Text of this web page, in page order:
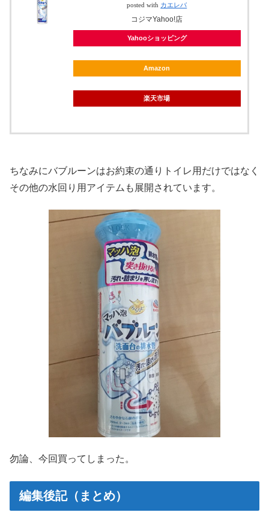
posted with カエレバ
コジマYahoo!店
Yahooショッピング
Amazon
楽天市場
ちなみにバブルーンはお約束の通りトイレ用だけではなく
その他の水回り用アイテムも展開されています。
勿論、今回買ってしまった。
編集後記（まとめ）